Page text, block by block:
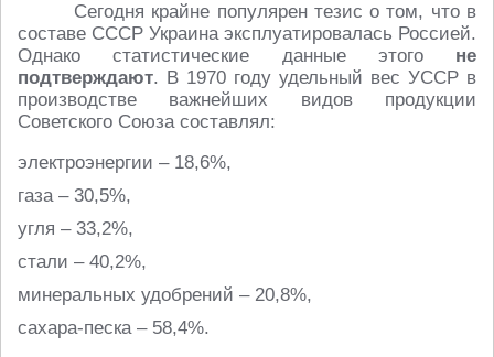
Сегодня крайне популярен тезис о том, что в
составе СССР Украина эксплуатировалась Россией.
Однако статистические данные этого не
подтверждают. В 1970 году удельный вес УССР в
производстве важнейших видов продукции
Советского Союза составлял:
электроэнергии – 18,6%,
газа – 30,5%,
угля – 33,2%,
стали – 40,2%,
минеральных удобрений – 20,8%,
сахара-песка – 58,4%.